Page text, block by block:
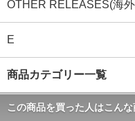
OTHER RELEASES(海
E
商品カテゴリー一覧
この商品を買った人はこん